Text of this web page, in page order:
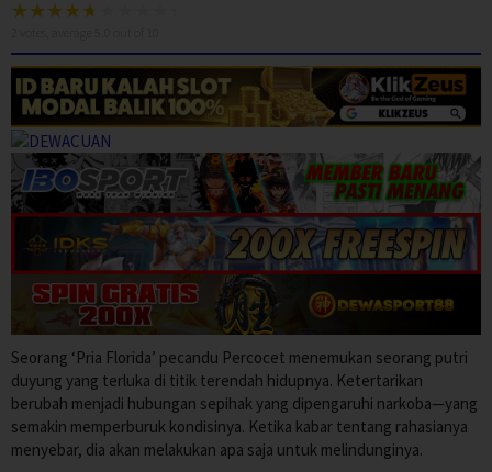
Seorang ‘Pria Florida’ pecandu Percocet menemukan seorang putri
duyung yang terluka di titik terendah hidupnya. Ketertarikan
berubah menjadi hubungan sepihak yang dipengaruhi narkoba—yang
semakin memperburuk kondisinya. Ketika kabar tentang rahasianya
menyebar, dia akan melakukan apa saja untuk melindunginya.